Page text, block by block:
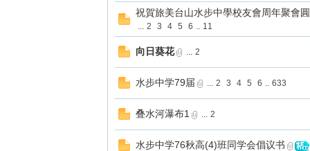
祝賀旅美台山水步中學校友會周年聚會
... 2 3 4 5 6 .. 11
向日葵花 ... 2
水步中学79届 ... 2 3 4 5 6 .. 633
叠水河瀑布1 ... 2
水步中学76秋高(4)班同学会倡议书